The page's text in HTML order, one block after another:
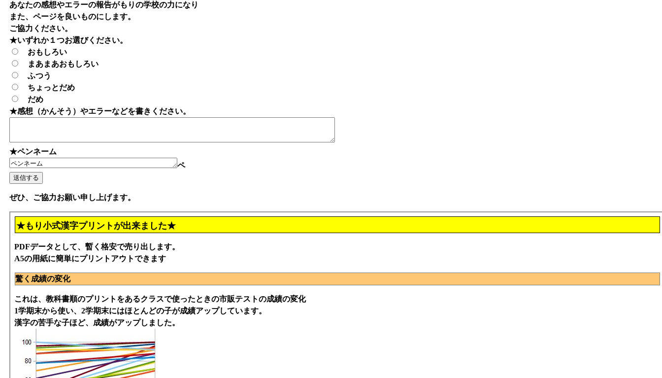
あなたの感想やエラーの報告がもりの学校の力になり
また、ページを良いものにします。
ご協力ください。
★いずれか１つお選びください。
おもしろい
まあまあおもしろい
ふつう
ちょっとだめ
だめ
★感想（かんそう）やエラーなどを書きください。
★ペンネーム
ペ
ぜひ、ご協力お願い申し上げます。